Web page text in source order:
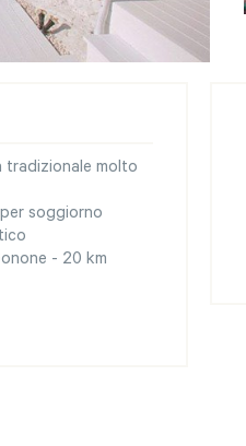
tradizionale molto
soggiorno
- 20 km